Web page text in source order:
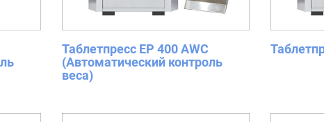
Таблетпресс EP 400 AWC
(Автоматический контроль
веса)